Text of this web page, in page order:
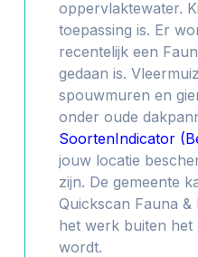
oppervlaktewater.
toepassing is. Er
recentelijk een
gedaan is.
spouwmuren en
onder oude
SoortenIndicator
jouw locatie
zijn. De gemeente
Quickscan Fauna
het werk buiten het
wordt.